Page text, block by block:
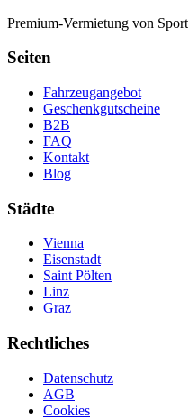
Premium-Vermietung von
Seiten
Fahrzeugangebot
Geschenkgutscheine
B2B
FAQ
Kontakt
Blog
Städte
Vienna
Eisenstadt
Saint Pölten
Linz
Graz
Rechtliches
Datenschutz
AGB
Cookies